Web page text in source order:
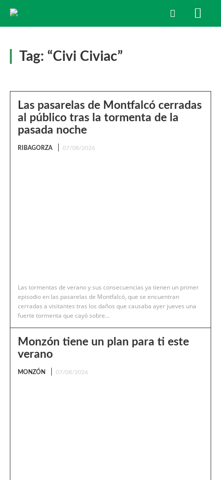
Tag: “Civi Civiac”
Las pasarelas de Montfalcó cerradas
al público tras la tormenta de la
pasada noche
RIBAGORZA 07/08/2026
Las tormentas de verano y sus consecuencias ya tienen un primer
episodio en las pasarelas de Montfalcó, que se encuentran
cerradas a visitantes tras los daños que causaba ayer jueves una
fuerte tormenta que cayó sobre...
Monzón tiene un plan para ti este
verano
MONZÓN 07/08/2026